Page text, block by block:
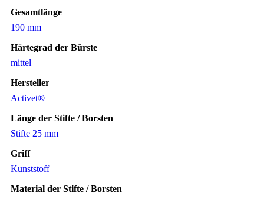
Gesamtlänge
190 mm
Härtegrad der Bürste
mittel
Hersteller
Activet®
Länge der Stifte / Borsten
Stifte 25 mm
Griff
Kunststoff
Material der Stifte / Borsten